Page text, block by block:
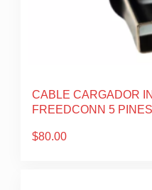
CABLE CARGADOR
FREEDCONN 5 PINES
$80.00